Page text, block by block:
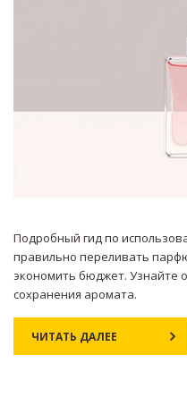
Подробный гид по
правильно переливать
экономить бюджет. Узнайте
сохранения аромата.
ЧИТАТЬ ДАЛЕЕ